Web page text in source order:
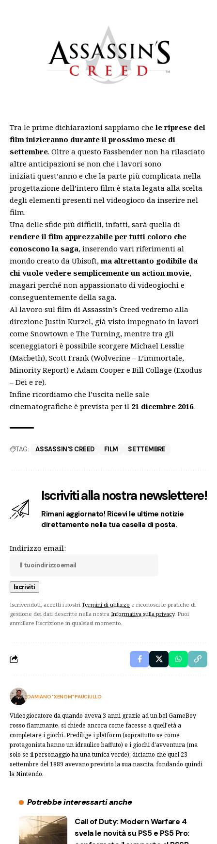
Tra le prime dichiarazioni sappiamo chele riprese del
film inizieranno durante il prossimo mese di
settembre. Oltre a questo Fassbender non ha rilasciato
altre anticipazioni se non che i lavori sono
iniziati quest’anno e che la parte più complicata nella
progettazione dell’intero film è stata legata alla scelta
degli elementi presenti nel videogioco da inserire nel
film.
Una delle sfide più difficili, infatti, sarà quella di
rendere il film apprezzabile per tutti coloro che
conoscono la saga, inserendo vari riferimenti al
mondo creato da Ubisoft,ma altrettanto godibile da
chi vuole vedere semplicemente un action movie,
magari perché non appassionato di videogiochi e
conseguentemente della saga.
Al lavoro sul film di Assassin’s Creed vedremo alla
direzione Justin Kurzel, già visto impegnato in lavori
come Snowtown e The Turning, mentre tra gli
sceneggiatori è possibile scorgere Michael Lesslie
(Macbeth), Scott Frank (Wolverine – L’immortale,
Minority Report) e Adam Cooper e Bill Collage (Exodus
– Dei e re).
Infine ricordiamo che l’uscita nelle sale
cinematografiche è prevista per il 21 dicembre 2016.
TAG: ASSASSIN'S CREED FILM SETTEMBRE
Iscriviti alla nostra newslettere!
Rimani aggiornato! Ricevi le ultime notizie
direttamente nella tua casella di posta.
Indirizzo email:
Iscrivendoti, accetti i nostri Termini di utilizzo e riconosci le pratiche di
gestione dei dati descritte nella nostra Informativa sulla privacy. Puoi
annullare l'iscrizione in qualsiasi momento.
DAMIANO "XENOM" PAUCIULLO
Videogiocatore da quando aveva 3 anni grazie ad un bel GameBoy
rosso fiammante, si chiede ancora come facesse a quell'età a
completare i giochi. Predilige i platform (soprattutto se come
protagonista hanno un idraulico baffuto) e i giochi d'avventura (ma
solo se il personaggio ha una tunica verde); diciamo che quel 23
settembre del 1889 avevano previsto la sua nascita, fondando quindi
la Nintendo.
Potrebbe interessarti anche
Call of Duty: Modern Warfare 4
svela le novità su PS5 e PS5 Pro: